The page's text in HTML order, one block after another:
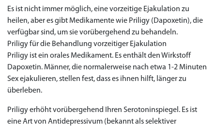
Es ist nicht immer möglich, eine vorzeitige Ejakulation zu
heilen, aber es gibt Medikamente wie Priligy (Dapoxetin), die
verfügbar sind, um sie vorübergehend zu behandeln.
Priligy für die Behandlung vorzeitiger Ejakulation
Priligy ist ein orales Medikament. Es enthält den Wirkstoff
Dapoxetin. Männer, die normalerweise nach etwa 1-2 Minuten
Sex ejakulieren, stellen fest, dass es ihnen hilft, länger zu
überleben.
Priligy erhöht vorübergehend Ihren Serotoninspiegel. Es ist
eine Art von Antidepressivum (bekannt als selektiver